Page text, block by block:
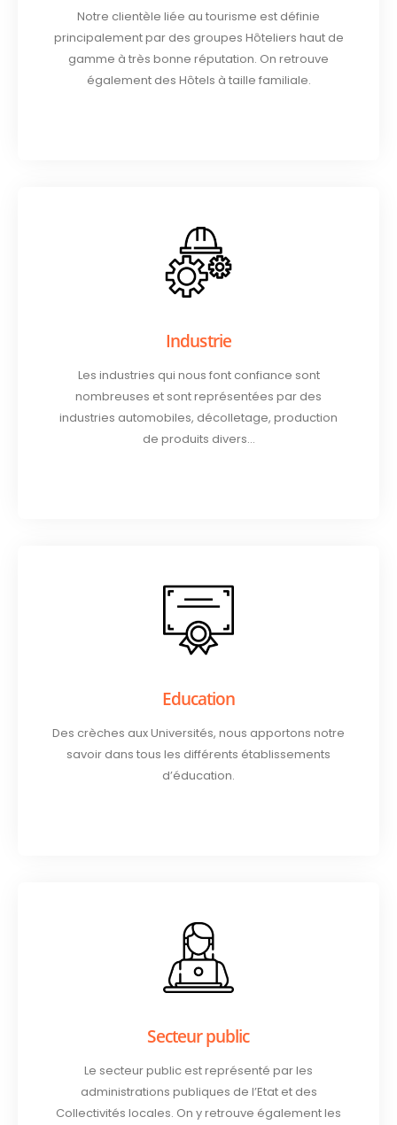
Notre clientèle liée au tourisme est définie
principalement par des groupes Hôteliers haut de
gamme à très bonne réputation. On retrouve
également des Hôtels à taille familiale.
Industrie
Les industries qui nous font confiance sont
nombreuses et sont représentées par des
industries automobiles, décolletage, production
de produits divers…
Education
Des crèches aux Universités, nous apportons notre
savoir dans tous les différents établissements
d’éducation.
Secteur public
Le secteur public est représenté par les
administrations publiques de l’Etat et des
Collectivités locales. On y retrouve également les